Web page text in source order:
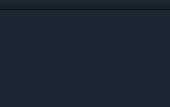
Maksutavan vaihto onnistuu ennen